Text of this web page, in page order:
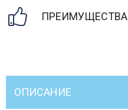
ПРЕИМУЩЕСТВА
ОПИСАНИЕ